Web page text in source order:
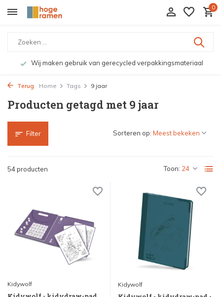
0
Wij maken gebruik van gerecycled verpakkingsmateriaal
Terug Home Tags 9 jaar
Producten getagd met 9 jaar
Filter
54 producten Toon:
Sorteren op:
Kidywolf Kidywolf